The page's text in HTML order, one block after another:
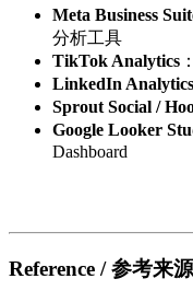
Meta Business
分析工具
TikTok Analytics
LinkedIn Analytics
Sprout Social /
Google Looker
Dashboard
Reference / 参考来源